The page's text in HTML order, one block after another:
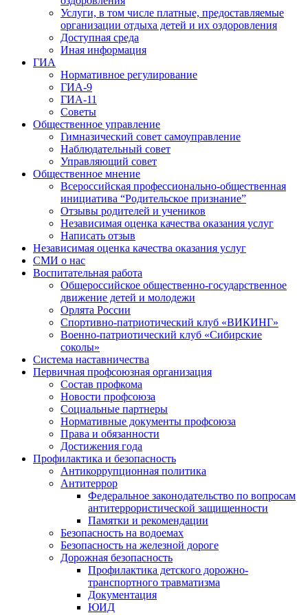
Услуги, в том числе платные, предоставляемые
организации отдыха детей и их оздоровления
Доступная среда
Иная информация
ГИА
Нормативное регулирование
ГИА-9
ГИА-11
Советы
Общественное управление
Гимназический совет самоуправление
Наблюдательный совет
Управляющий совет
Общественное мнение
Всероссийская профессионально-общественная
инициатива “Родительское признание”
Отзывы родителей и учеников
Независимая оценка качества оказания услуг
Написать отзыв
Независимая оценка качества оказания услуг
СМИ о нас
Воспитательная работа
Общероссийское общественно-государственное
движение детей и молодежи
Орлята России
Спортивно-патриотический клуб «ВИКИНГ»
Военно-патриотический клуб «Сибирские
соколы»
Система наставничества
Первичная профсоюзная организация
Состав профкома
Новости профсоюза
Социальные партнеры
Нормативные документы профсоюза
Права и обязанности
Достижения года
Профилактика и безопасность
Антикоррупционная политика
Антитеррор
Федеральное законодательство по вопросам
антитеррористической защищенности
Памятки и рекомендации
Безопасность на водоемах
Безопасность на железной дороге
Дорожная безопасность
Профилактика детского дорожно-
транспортного травматизма
Документация
ЮИД